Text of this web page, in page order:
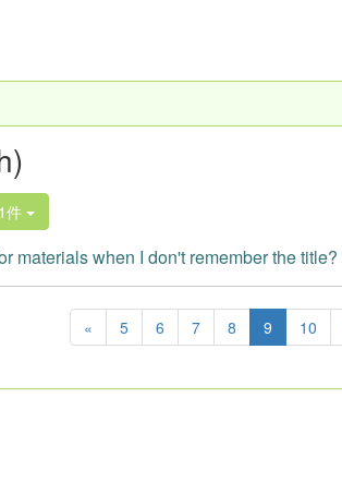
1件
materials when I don't remember the title?
« 5 6 7 8 9 10